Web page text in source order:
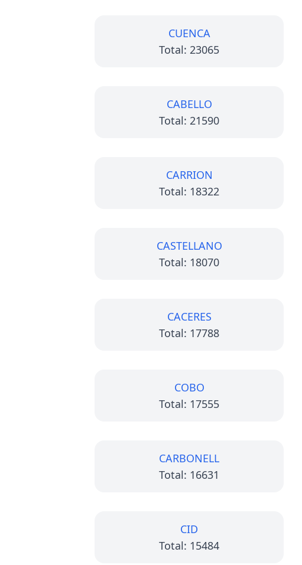
CUENCA
Total: 23065
CABELLO
Total: 21590
CARRION
Total: 18322
CASTELLANO
Total: 18070
CACERES
Total: 17788
COBO
Total: 17555
CARBONELL
Total: 16631
CID
Total: 15484